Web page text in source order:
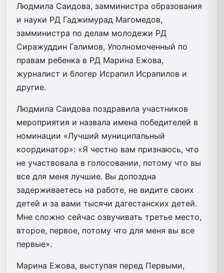
Людмила Саидова, замминистра образования
и науки РД Гаджимурад Магомедов,
замминистра по делам молодежи РД
Сиражуддин Галимов, Уполномоченный по
правам ребенка в РД Марина Ежова,
журналист и блогер Исрапил Исрапилов и
другие.
Людмила Саидова поздравила участников
мероприятия и назвала имена победителей в
номинации «Лучший муниципальный
координатор»: «Я честно вам признаюсь, что
не участвовала в голосовании, потому что вы
все для меня лучшие. Вы допоздна
задерживаетесь на работе, не видите своих
детей и за вами тысячи дагестанских детей.
Мне сложно сейчас озвучивать третье место,
второе, первое, потому что для меня вы все
первые».
Марина Ежова, выступая перед Первыми,